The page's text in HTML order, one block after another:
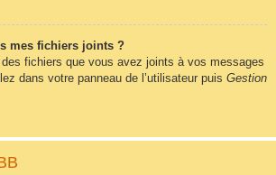
mes fichiers joints ?
fichiers que vous avez joints à vos messages
dans votre panneau de l’utilisateur puis Gestion